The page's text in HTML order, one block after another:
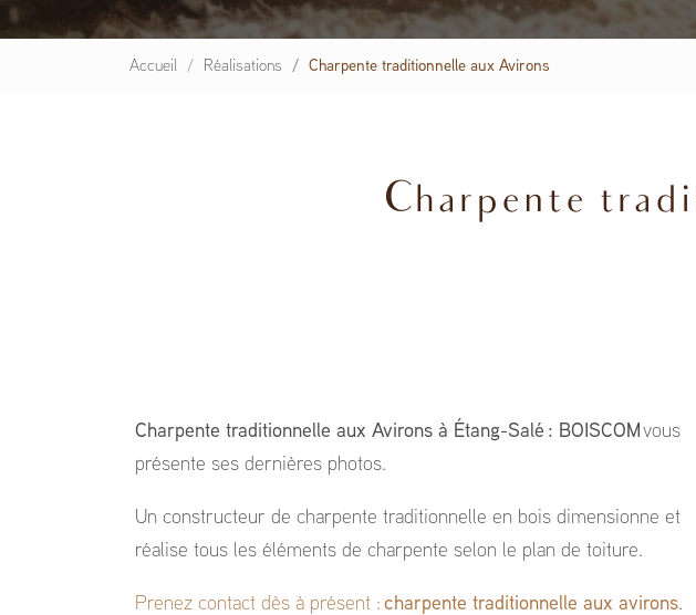
Accueil Réalisations Charpente traditionnelle aux Avirons
Charpente
Charpente traditionnelle aux Avirons à Étang-Salé : BOISCOM vous
présente ses dernières photos.
Un constructeur de charpente traditionnelle en bois dimensionne et
réalise tous les éléments de charpente selon le plan de toiture.
Prenez contact dès à présent : charpente traditionnelle aux avirons.